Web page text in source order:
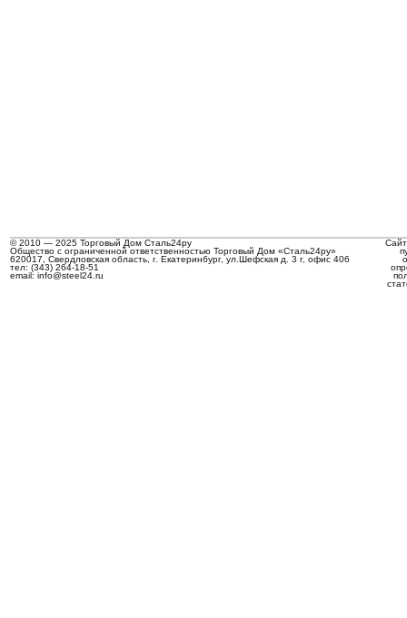
© 2010 — 2025 Торговый Дом Сталь24ру
Общество с ограниченной ответственностью Торговый Дом «Сталь24ру»
620017, Свердловская область, г. Екатеринбург, ул.Шефская д. 3 г, офис 406
тел: (343) 264-18-51
email: info@steel24.ru